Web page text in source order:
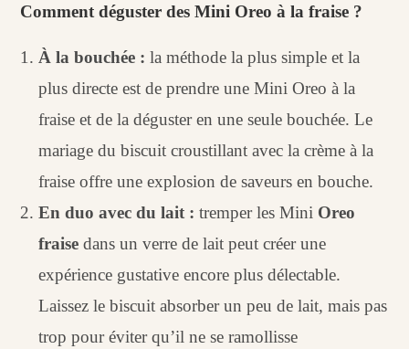
Comment déguster des Mini Oreo à la fraise ?
À la bouchée : la méthode la plus simple et la
plus directe est de prendre une Mini Oreo à la
fraise et de la déguster en une seule bouchée. Le
mariage du biscuit croustillant avec la crème à la
fraise offre une explosion de saveurs en bouche.
En duo avec du lait : tremper les Mini Oreo
fraise dans un verre de lait peut créer une
expérience gustative encore plus délectable.
Laissez le biscuit absorber un peu de lait, mais pas
trop pour éviter qu’il ne se ramollisse